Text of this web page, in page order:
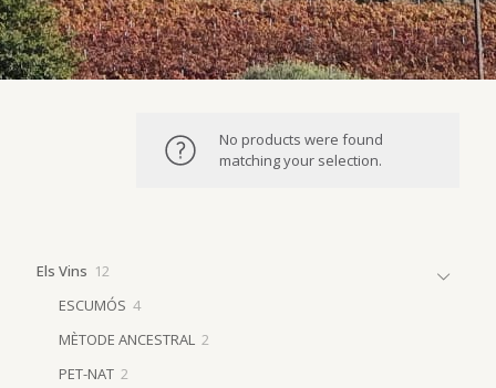
No products were found
matching your selection.
Els Vins 12
ESCUMÓS 44
MÈTODE ANCESTRAL 2
PET-NAT 2